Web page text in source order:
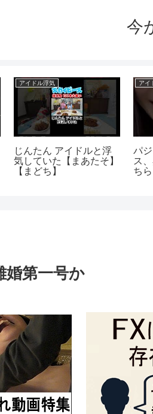
今
アイドル浮気
じんたん アイドルと浮
気していた【まあたそ】
【まどち】
アイ
パ
ス
ちら
婚第一号か